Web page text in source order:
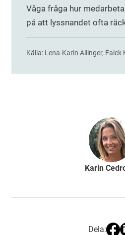
Våga fråga hur
på att lyssnandet ofta
Källa: Lena-Karin Allinger,
Karin
Dela: